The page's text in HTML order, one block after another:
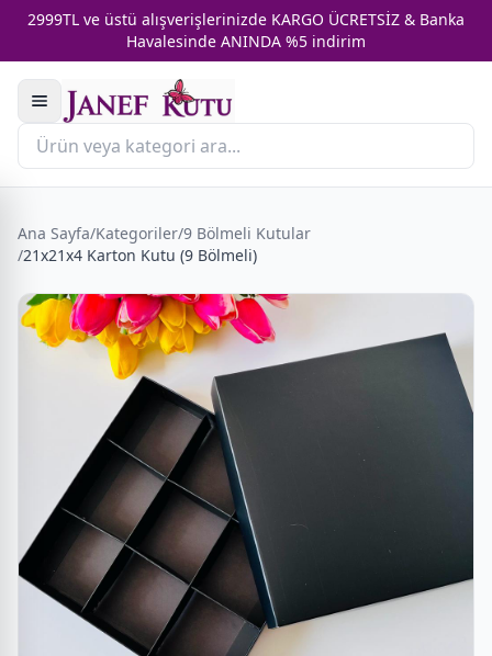
2999TL ve üstü alışverişlerinizde KARGO ÜCRETSİZ & Banka
Havalesinde ANINDA %5 indirim
Ana Sayfa/Kategoriler/9 Bölmeli Kutular
/21x21x4 Karton Kutu (9 Bölmeli)